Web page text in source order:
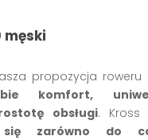
męski
propozycja roweru
komfort,
obsługi. Kross
zarówno do